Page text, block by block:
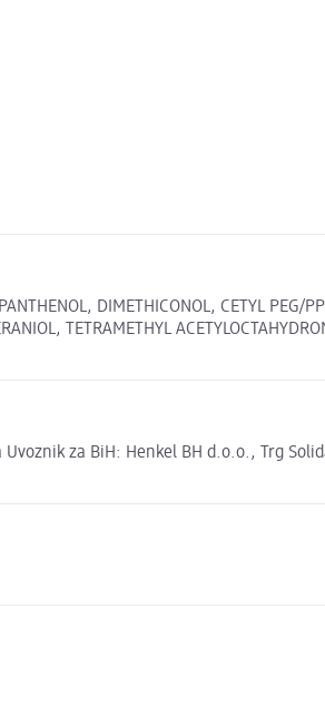
DIMETHICONOL, CETYL PEG/
TETRAMETHYL
za BiH: Henkel BH d.o.o., Trg